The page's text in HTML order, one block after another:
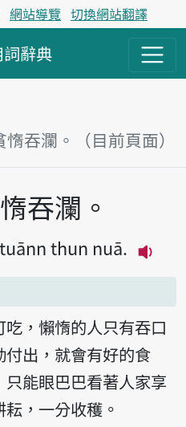
網站導覽 切換網站翻譯
辭典
吞瀾。（目前頁面）
吞瀾。
thun nuā.
，懶惰的人只有吞口
出，就會有好的食
能眼巴巴看著人家享
，一分收穫。